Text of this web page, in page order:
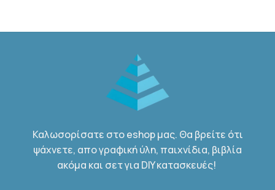
Καλωσορίσατε στο eshop μας. Θα βρείτε ότι
ψάχνετε, απο γραφική ύλη, παιχνίδια, βιβλία
ακόμα και σετ για DIY κατασκευές!